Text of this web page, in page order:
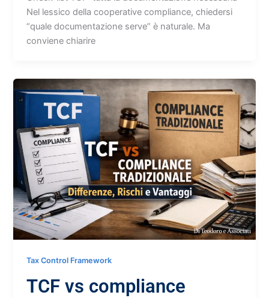
Nel lessico della cooperative compliance, chiedersi
“quale documentazione serve” è naturale. Ma
conviene chiarire
Tax Control Framework
TCF vs compliance